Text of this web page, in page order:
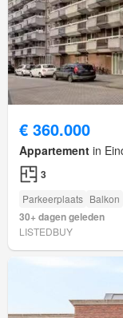
€ 360.000
Appartement in
3
Parkeerplaats Balkon
30+ dagen geleden
LISTEDBUY